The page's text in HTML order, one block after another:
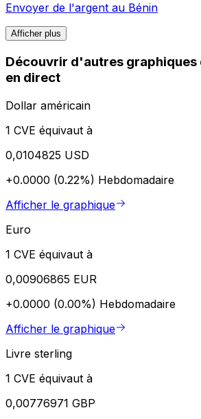
Envoyer de l'argent au Bénin
Afficher plus
Découvrir d'autres graphiques
en direct
Dollar américain
1 CVE équivaut à
0,0104825 USD
+0.0000 (0.22%) Hebdomadaire
Afficher le graphique
Euro
1 CVE équivaut à
0,00906865 EUR
+0.0000 (0.00%) Hebdomadaire
Afficher le graphique
Livre sterling
1 CVE équivaut à
0,00776971 GBP